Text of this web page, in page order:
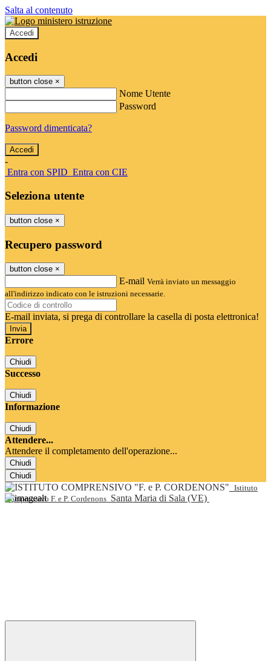
Salta al contenuto
Accedi
Accedi
button close ×
Nome Utente
Password
Password dimenticata?
-
Entra con SPID Entra con CIE
Seleziona utente
button close ×
Recupero password
button close ×
E-mail Verrà inviato un messaggio
all'indirizzo indicato con le istruzioni necessarie.
E-mail inviata, si prega di controllare la casella di posta elettronica!
Errore
Chiudi
Successo
Chiudi
Informazione
Chiudi
Attendere...
Attendere il completamento dell'operazione...
Chiudi
Chiudi
Istituto
Comprensivo F. e P. Cordenons Santa Maria di Sala (VE)